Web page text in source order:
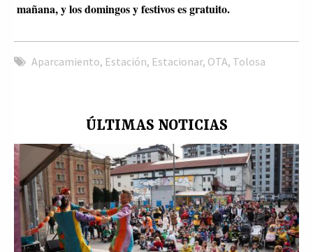
mañana, y los domingos y festivos es gratuito.
Aparcamiento, Estación, Estacionar, OTA, Tolosa
ÚLTIMAS NOTICIAS